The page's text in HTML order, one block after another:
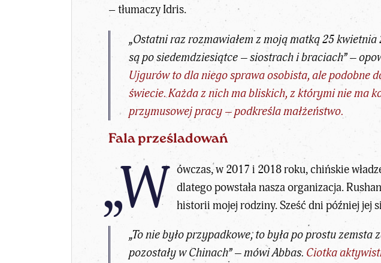
– tłumaczy Idris.
„Ostatni raz rozmawiałem z moją matką 25
są po siedemdziesiątce – siostrach i braciach” –
Ujgurów to dla niego sprawa osobista, ale podobne
świecie. Każda z nich ma bliskich, z którymi nie ma
przymusowej pracy – podkreśla małżeństwo.
Fala prześladowań
„W ówczas, w 2017 i 2018 roku, chińskie
dlatego powstała nasza organizacja.
historii mojej rodziny. Sześć dni później jej
„To nie było przypadkowe, to była po prostu
pozostały w Chinach” – mówi Abbas. Ciotka